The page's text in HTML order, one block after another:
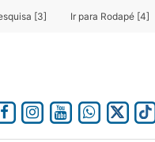
[3] Ir para Rodapé [4]